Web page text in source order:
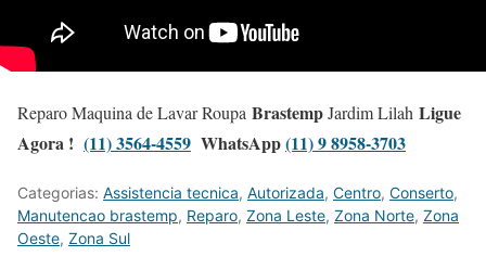
Reparo Maquina de Lavar Roupa BrastempJardim Lilah Ligue
Agora ! (11) 3564-4559 WhatsApp(11) 9 8958-3703
Categorias: Assistencia tecnica, Autorizada, Centro, Conserto,
Manutencao brastemp, Reparo, Zona Leste, Zona Norte, Zona
Oeste, Zona Sul